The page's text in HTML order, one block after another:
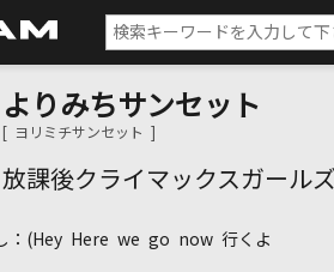
よりみちサンセット
[ ヨリミチサンセット ]
放課後クライマックスガールズ
(Hey Here we go now 行くよ